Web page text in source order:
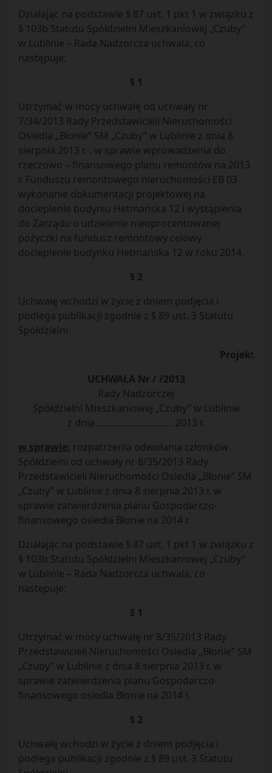
Działając na podstawie § 87 ust. 1 pkt 1 w związku z
§ 103b Statutu Spółdzielni Mieszkaniowej „Czuby”
w Lublinie – Rada Nadzorcza uchwala, co
następuje:
§ 1
Utrzymać w mocy uchwałę od uchwały nr
7/34/2013 Rady Przedstawicieli Nieruchomości
Osiedla „Błonie” SM „Czuby” w Lublinie z dnia 8
sierpnia 2013 r. . w sprawie wprowadzenia do
rzeczowo – finansowego planu remontów na 2013
r. Funduszu remontowego nieruchomości EB 03
wykonanie dokumentacji projektowej na
docieplenie budyniu Hetmańska 12 i wystąpienia
do Zarządu o udzielenie nieoprocentowanej
pożyczki na fundusz remontowy celowy
docieplenie budynku Hetmańska 12 w roku 2014.
§ 2
Uchwałę wchodzi w życie z dniem podjęcia i
podlega publikacji zgodnie z § 89 ust. 3 Statutu
Spółdzielni.
Projekt
UCHWAŁA Nr / /2013
Rady Nadzorczej
Spółdzielni Mieszkaniowej „Czuby” w Lublinie
z dnia ……………………….. 2013 r.
w sprawie: rozpatrzenia odwołania członków
Spółdzielni od uchwały nr 8/35/2013 Rady
Przedstawicieli Nieruchomości Osiedla „Błonie” SM
„Czuby” w Lublinie z dnia 8 sierpnia 2013 r. w
sprawie zatwierdzenia planu Gospodarczo-
finansowego osiedla Błonie na 2014 r.
Działając na podstawie § 87 ust. 1 pkt 1 w związku z
§ 103b Statutu Spółdzielni Mieszkaniowej „Czuby”
w Lublinie – Rada Nadzorcza uchwala, co
następuje:
§ 1
Utrzymać w mocy uchwałę nr 8/35/2013 Rady
Przedstawicieli Nieruchomości Osiedla „Błonie” SM
„Czuby” w Lublinie z dnia 8 sierpnia 2013 r. w
sprawie zatwierdzenia planu Gospodarczo-
finansowego osiedla Błonie na 2014 r.
§ 2
Uchwałę wchodzi w życie z dniem podjęcia i
podlega publikacji zgodnie z § 89 ust. 3 Statutu